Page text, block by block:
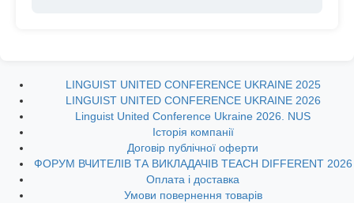
LINGUIST UNITED CONFERENCE UKRAINE 2025
LINGUIST UNITED CONFERENCE UKRAINE 2026
Linguist United Conference Ukraine 2026. NUS
Історія компанії
Договір публічної оферти
ФОРУМ ВЧИТЕЛІВ ТА ВИКЛАДАЧІВ TEACH DIFFERENT 2026
Оплата і доставка
Умови повернення товарів